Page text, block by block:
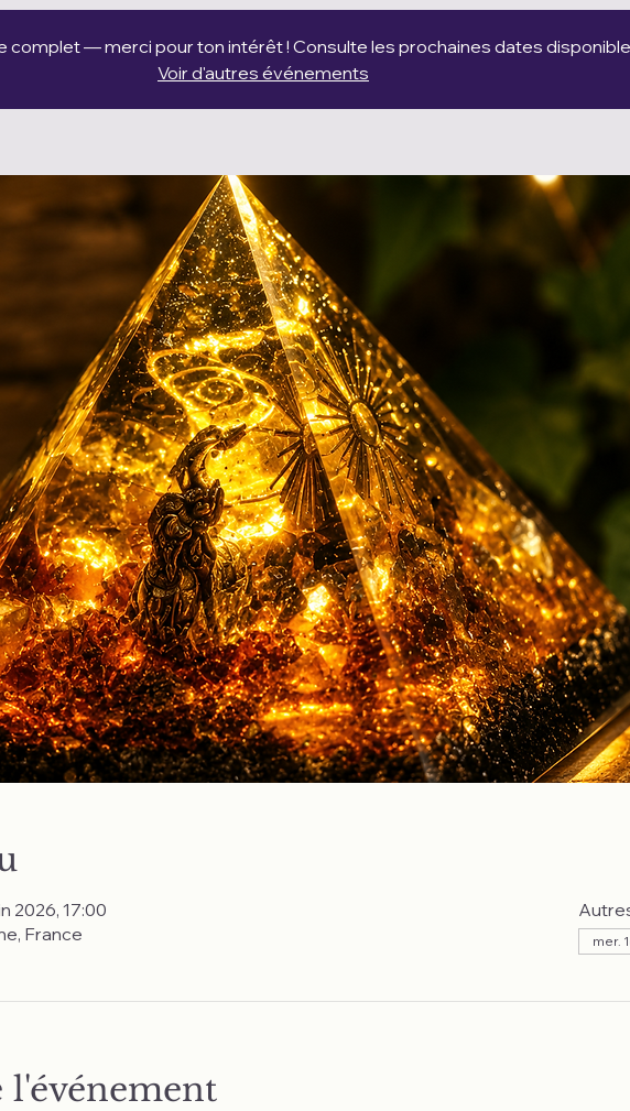
complet — merci pour ton intérêt ! Consulte les prochaines dates
Voir d'autres événements
2026, 17:00
France
mer.
l'événement